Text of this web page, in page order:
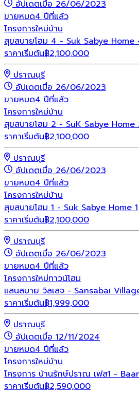
อัปเดตเมื่อ 26/06/2023
ขายหมด4 ปีที่แล้ว
โครงการใหม่บ้าน
สุขสบายโฮม 4 - Suk Sabye Home
ราคาเริ่มต้น฿2,100,000
ปราณบุรี
อัปเดตเมื่อ 26/06/2023
ขายหมด4 ปีที่แล้ว
โครงการใหม่บ้าน
สุขสบายโฮม 2 - SuK Sabye Home
ราคาเริ่มต้น฿2,100,000
ปราณบุรี
อัปเดตเมื่อ 26/06/2023
ขายหมด4 ปีที่แล้ว
โครงการใหม่บ้าน
สุขสบายโฮม 1 - Suk Sabye Home 1
ราคาเริ่มต้น฿2,100,000
ปราณบุรี
อัปเดตเมื่อ 26/06/2023
ขายหมด4 ปีที่แล้ว
โครงการใหม่ทาวน์โฮม
แสนสบาย วิลเลจ - Sansabai
ราคาเริ่มต้น฿1,999,000
ปราณบุรี
อัปเดตเมื่อ 12/11/2024
ขายหมด4 ปีที่แล้ว
โครงการใหม่บ้าน
โครงการ บ้านรักษ์ปราณ เฟส1 -
ราคาเริ่มต้น฿2,590,000